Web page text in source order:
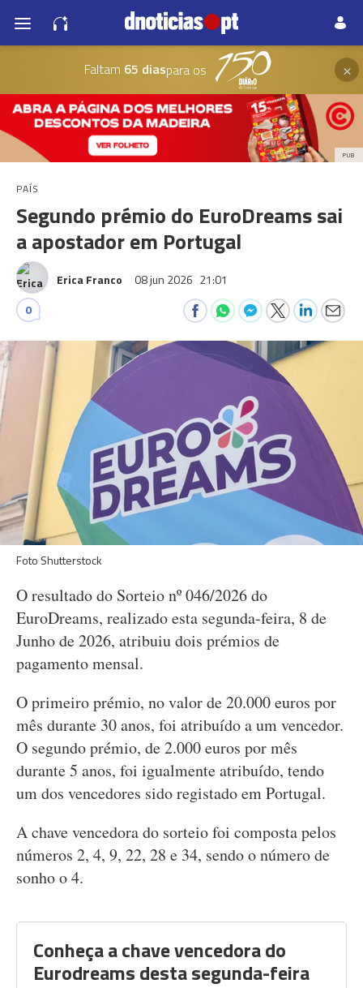
Faltam 65 diaspara os ×
PUB
PAÍS
Segundo prémio do EuroDreams sai
a apostador em Portugal
Erica Franco 08 jun 2026 21:01
0
Foto Shutterstock
O resultado do Sorteio nº 046/2026 do
EuroDreams, realizado esta segunda-feira, 8 de
Junho de 2026, atribuiu dois prémios de
pagamento mensal.
O primeiro prémio, no valor de 20.000 euros por
mês durante 30 anos, foi atribuído a um vencedor.
O segundo prémio, de 2.000 euros por mês
durante 5 anos, foi igualmente atribuído, tendo
um dos vencedores sido registado em Portugal.
A chave vencedora do sorteio foi composta pelos
números 2, 4, 9, 22, 28 e 34, sendo o número de
sonho o 4.
Conheça a chave vencedora do
Eurodreams desta segunda-feira